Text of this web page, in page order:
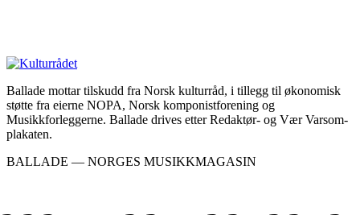
Ballade mottar tilskudd fra Norsk kulturråd, i tillegg til økonomisk
støtte fra eierne NOPA, Norsk komponistforening og
Musikkforleggerne. Ballade drives etter Redaktør- og Vær Varsom-
plakaten.
BALLADE — NORGES MUSIKKMAGASIN